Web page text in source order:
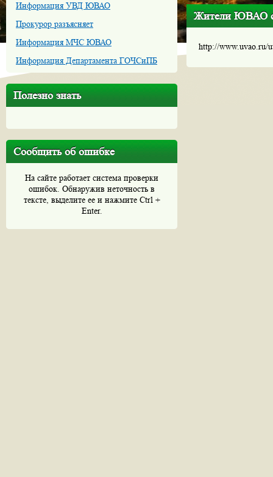
Информация УВД ЮВАО
Прокурор разъясняет
Информация МЧС ЮВАО
Информация Департамента ГОЧСиПБ
Полезно знать
Сообщить об ошибке
На сайте работает система проверки
ошибок. Обнаружив неточность в
тексте, выделите ее и нажмите Ctrl +
Enter.
Жители ЮВАО
http://www.uvao.ru/